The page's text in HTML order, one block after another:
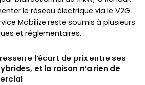
le réseau électrique via le V2G.
Mobilize reste soumis à plusieurs
et réglementaires.
l’écart de prix entre ses
et la raison n’a rien de